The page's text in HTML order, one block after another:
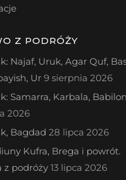
Z PODRÓŻY
Najaf, Uruk, Agar Quf,
Ur 9 sierpnia 2026
Samarra, Karbala, Babilon
2026
Bagdad 28 lipca 2026
Kufra, Brega i powrót.
z podróży 13 lipca 2026